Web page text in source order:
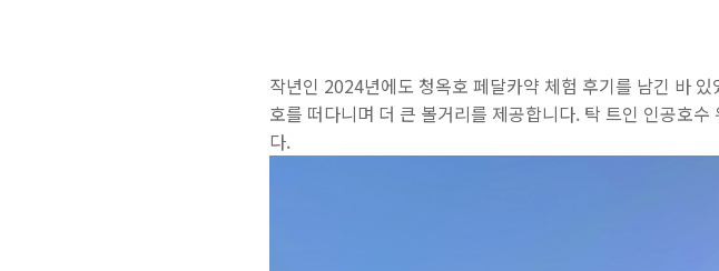
작년인 2024년에도 청옥호 페달카약 체험 후기를 남긴 바
호를 떠다니며 더 큰 볼거리를 제공합니다. 탁 트인 인공호
다.